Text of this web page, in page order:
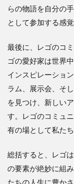
らの物語を自分の
として参加する感
最後に、レゴのコ
ゴの愛好家は世界
インスピレーショ
ラム、展示会、そ
を見つけ、新しい
す。レゴのコミュ
有の場として私た
総括すると、レゴ
の要素が絶妙に組